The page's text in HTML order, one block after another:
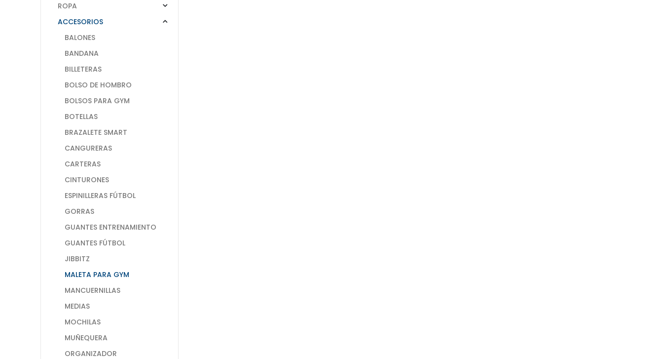
ROPA
ACCESORIOS
BALONES
BANDANA
BILLETERAS
BOLSO DE HOMBRO
BOLSOS PARA GYM
BOTELLAS
BRAZALETE SMART
CANGURERAS
CARTERAS
CINTURONES
ESPINILLERAS FÚTBOL
GORRAS
GUANTES ENTRENAMIENTO
GUANTES FÚTBOL
JIBBITZ
MALETA PARA GYM
MANCUERNILLAS
MEDIAS
MOCHILAS
MUÑEQUERA
ORGANIZADOR